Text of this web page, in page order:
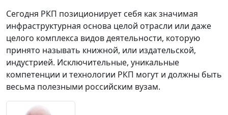
Сегодня РКП позиционирует себя как значимая
инфраструктурная основа целой отрасли или даже
целого комплекса видов деятельности, которую
принято называть книжной, или издательской,
индустрией. Исключительные, уникальные
компетенции и технологии РКП могут и должны быть
весьма полезными российским вузам.